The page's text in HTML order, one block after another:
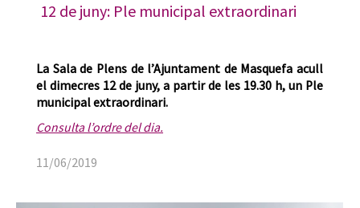
12 de juny: Ple municipal extraordinari
La Sala de Plens de l’Ajuntament de Masquefa acull
el dimecres 12 de juny, a partir de les 19.30 h, un Ple
municipal extraordinari.
Consulta l’ordre del dia.
11/06/2019